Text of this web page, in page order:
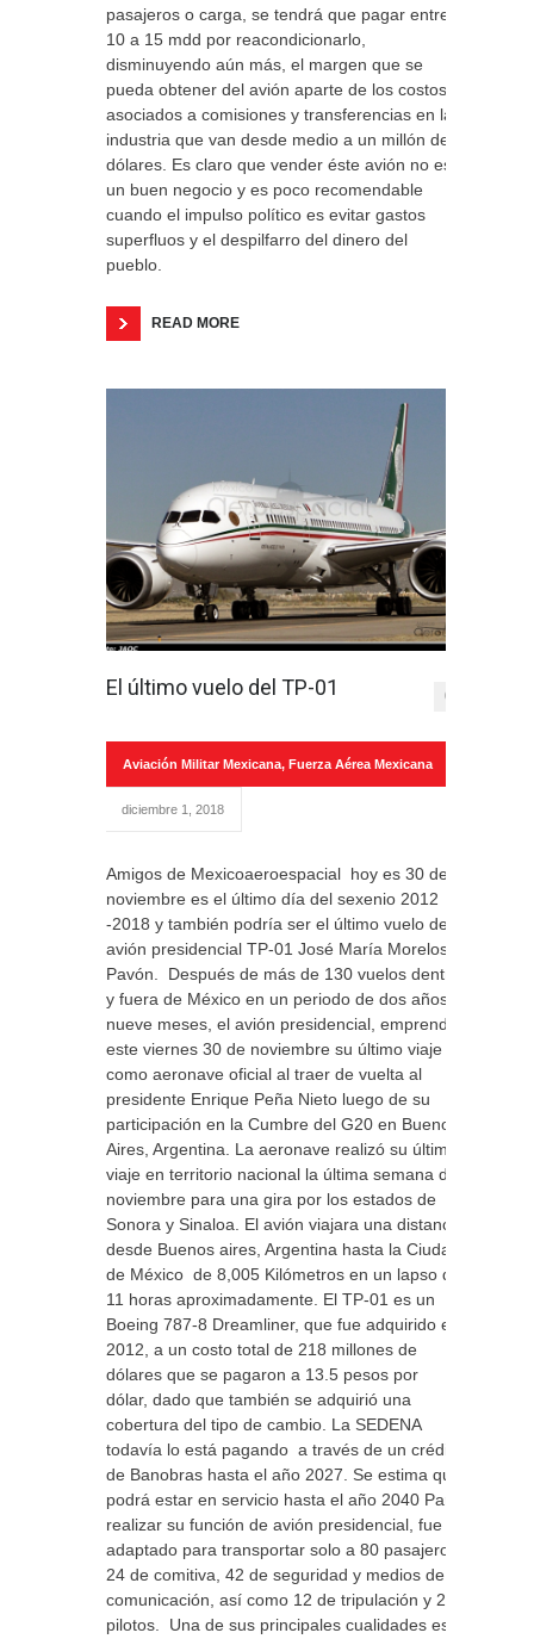
pasajeros o carga, se tendrá que pagar entre
10 a 15 mdd por reacondicionarlo,
disminuyendo aún más, el margen que se
pueda obtener del avión aparte de los costos
asociados a comisiones y transferencias en la
industria que van desde medio a un millón de
dólares. Es claro que vender éste avión no es
un buen negocio y es poco recomendable
cuando el impulso político es evitar gastos
superfluos y el despilfarro del dinero del
pueblo.
READ MORE
El último vuelo del TP-01 0
Aviación Militar Mexicana, Fuerza Aérea Mexicana
diciembre 1, 2018
Amigos de Mexicoaeroespacial hoy es 30 de
noviembre es el último día del sexenio 2012
-2018 y también podría ser el último vuelo del
avión presidencial TP-01 José María Morelos y
Pavón. Después de más de 130 vuelos dentro
y fuera de México en un periodo de dos años y
nueve meses, el avión presidencial, emprendió
este viernes 30 de noviembre su último viaje
como aeronave oficial al traer de vuelta al
presidente Enrique Peña Nieto luego de su
participación en la Cumbre del G20 en Buenos
Aires, Argentina. La aeronave realizó su último
viaje en territorio nacional la última semana de
noviembre para una gira por los estados de
Sonora y Sinaloa. El avión viajara una distancia
desde Buenos aires, Argentina hasta la Ciudad
de México de 8,005 Kilómetros en un lapso de
11 horas aproximadamente. El TP-01 es un
Boeing 787-8 Dreamliner, que fue adquirido en
2012, a un costo total de 218 millones de
dólares que se pagaron a 13.5 pesos por
dólar, dado que también se adquirió una
cobertura del tipo de cambio. La SEDENA
todavía lo está pagando a través de un crédito
de Banobras hasta el año 2027. Se estima que
podrá estar en servicio hasta el año 2040 Para
realizar su función de avión presidencial, fue
adaptado para transportar solo a 80 pasajeros:
24 de comitiva, 42 de seguridad y medios de
comunicación, así como 12 de tripulación y 2
pilotos. Una de sus principales cualidades es